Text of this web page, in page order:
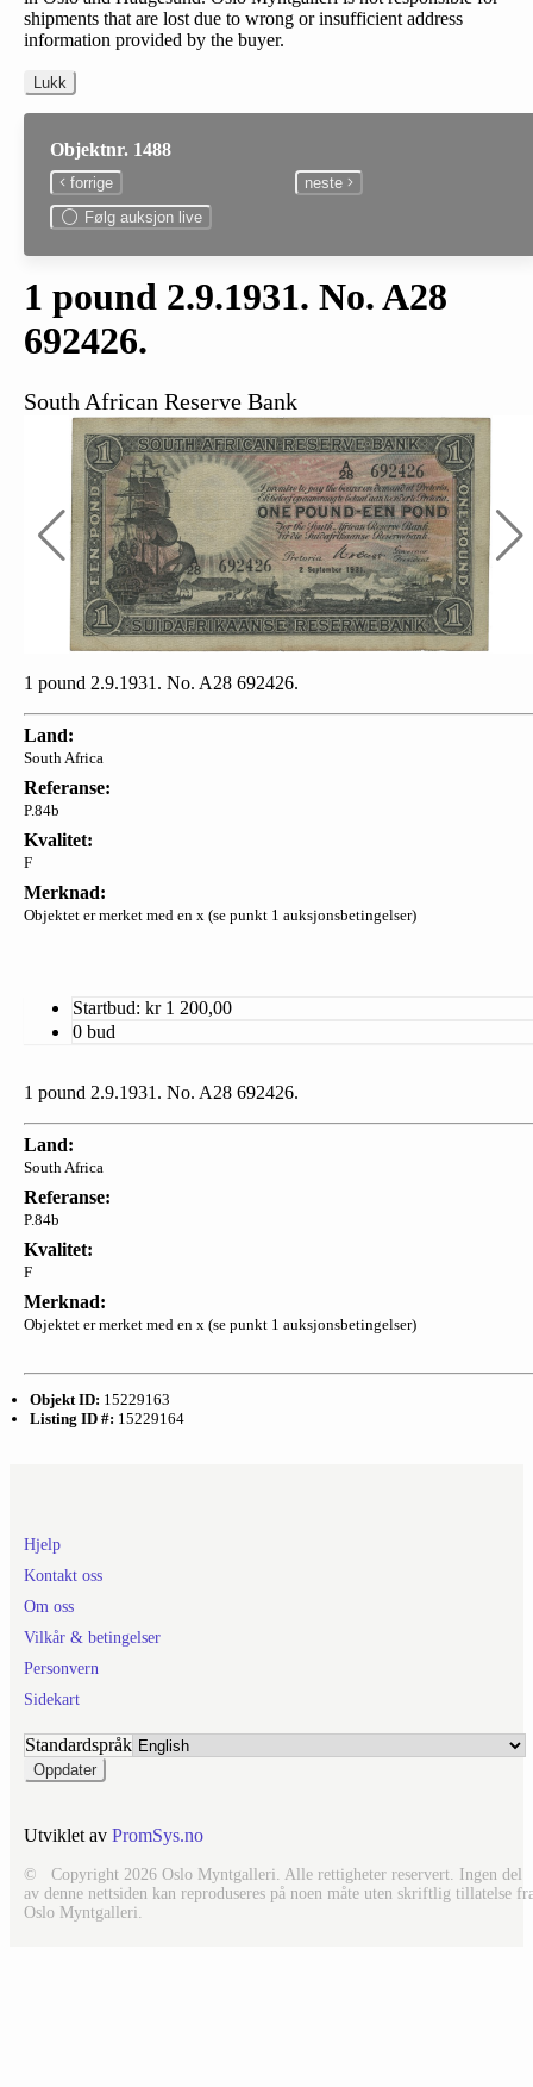
shipments that are lost due to wrong or insufficient address
information provided by the buyer.
Lukk
Objektnr. 1488
forrige
neste
Følg auksjon live
1 pound 2.9.1931. No. A28
692426.
South African Reserve Bank
1 pound 2.9.1931. No. A28 692426.
Land:
South Africa
Referanse:
P.84b
Kvalitet:
F
Merknad:
Objektet er merket med en x (se punkt 1 auksjonsbetingelser)
Startbud: kr 1 200,00
0 bud
1 pound 2.9.1931. No. A28 692426.
Land:
South Africa
Referanse:
P.84b
Kvalitet:
F
Merknad:
Objektet er merket med en x (se punkt 1 auksjonsbetingelser)
Objekt ID: 15229163
Listing ID #: 15229164
Hjelp
Kontakt oss
Om oss
Vilkår & betingelser
Personvern
Sidekart
Standardspråk
Utviklet av PromSys.no
© Copyright 2026 Oslo Myntgalleri. Alle rettigheter reservert. Ingen del
av denne nettsiden kan reproduseres på noen måte uten skriftlig tillatelse
Oslo Myntgalleri.